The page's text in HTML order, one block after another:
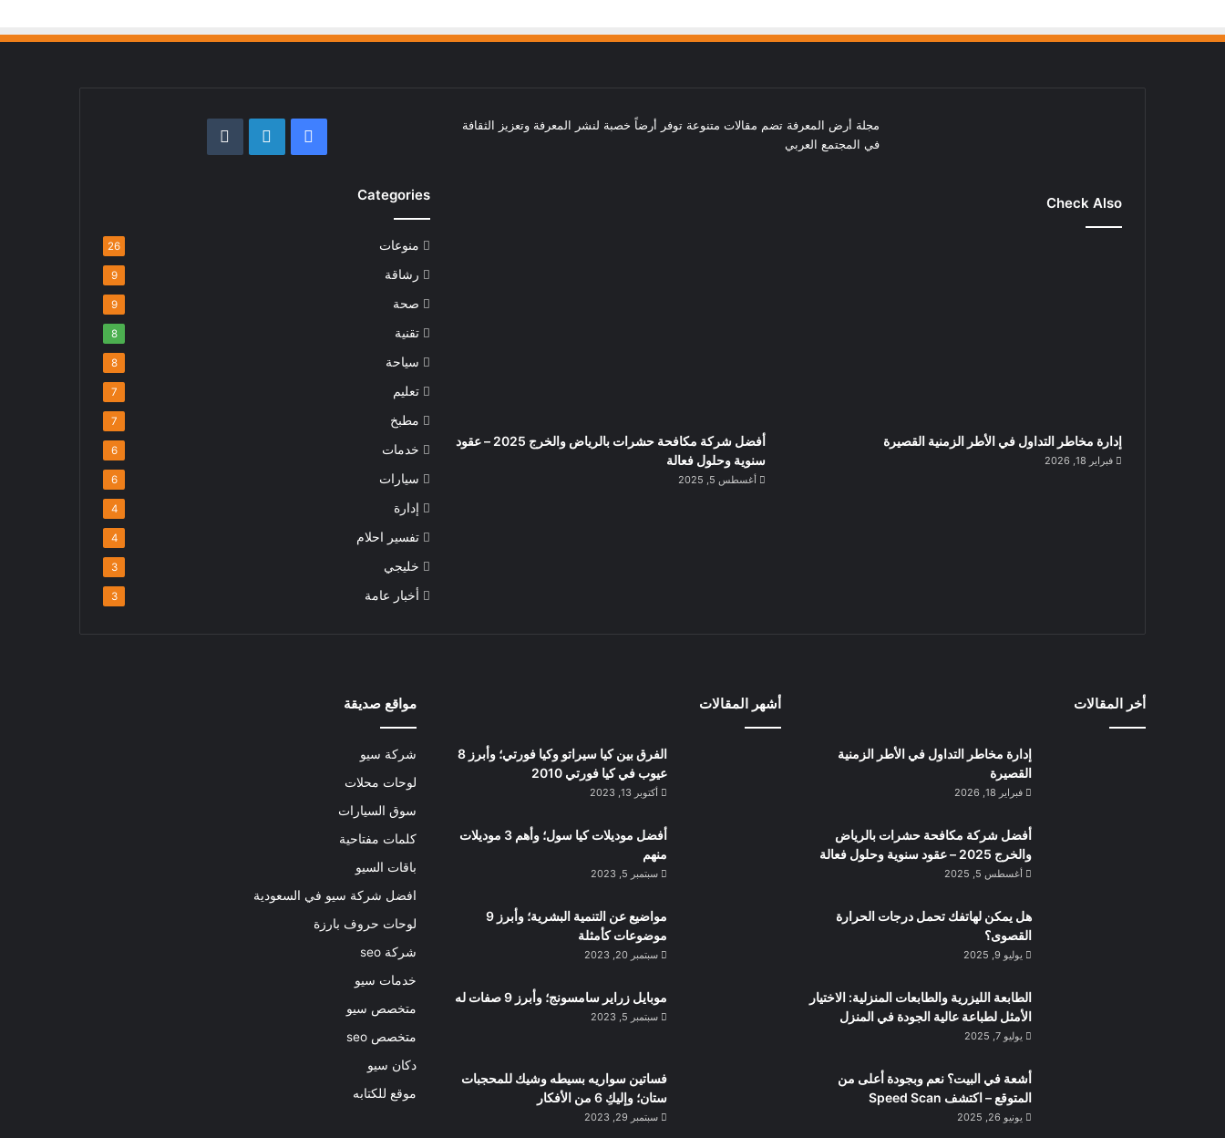
مجلة أرض المعرفة تضم مقالات متنوعة توفر أرضاً خصبة لنشر المعرفة وتعزيز الثقافة
في المجتمع العربي
Check Also
إدارة مخاطر التداول في الأطر الزمنية القصيرة
فبراير 18, 2026
أفضل شركة مكافحة حشرات بالرياض والخرج 2025 – عقود
سنوية وحلول فعالة
أغسطس 5, 2025
فيسبوكلينكدإن
‏Tumblr
Categories
منوعات 26
رشاقة 9
صحة 9
تقنية 8
سياحة 8
تعليم 7
مطبخ 7
خدمات 6
سيارات 6
إدارة 4
تفسير احلام 4
خليجي 3
أخبار عامة 3
أخر المقالات
إدارة مخاطر التداول في الأطر الزمنية
القصيرة
فبراير 18, 2026
أفضل شركة مكافحة حشرات بالرياض
والخرج 2025 – عقود سنوية وحلول فعالة
أغسطس 5, 2025
هل يمكن لهاتفك تحمل درجات الحرارة
القصوى؟
يوليو 9, 2025
الطابعة الليزرية والطابعات المنزلية: الاختيار
الأمثل لطباعة عالية الجودة في المنزل
يوليو 7, 2025
أشعة في البيت؟ نعم وبجودة أعلى من
المتوقع – اكتشف Speed Scan
يونيو 26, 2025
أشهر المقالات
الفرق بين كيا سيراتو وكيا فورتي؛ وأبرز 8
عيوب في كيا فورتي 2010
أكتوبر 13, 2023
أفضل موديلات كيا سول؛ وأهم 3 موديلات
منهم
سبتمبر 5, 2023
مواضيع عن التنمية البشرية؛ وأبرز 9
موضوعات كأمثلة
سبتمبر 20, 2023
موبايل زراير سامسونج؛ وأبرز 9 صفات له
سبتمبر 5, 2023
فساتين سواريه بسيطه وشيك للمحجبات
ستان؛ وإليكِ 6 من الأفكار
سبتمبر 29, 2023
مواقع صديقة
شركة سيو
لوحات محلات
سوق السيارات
كلمات مفتاحية
باقات السيو
افضل شركة سيو في السعودية
لوحات حروف بارزة
شركة seo
خدمات سيو
متخصص سيو
متخصص seo
دكان سيو
موقع للكتابه